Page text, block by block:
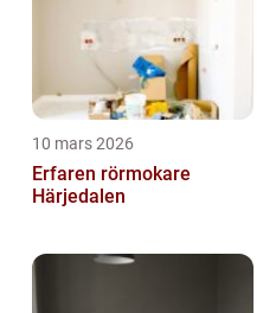
10 mars 2026
Erfaren rörmokare
Härjedalen